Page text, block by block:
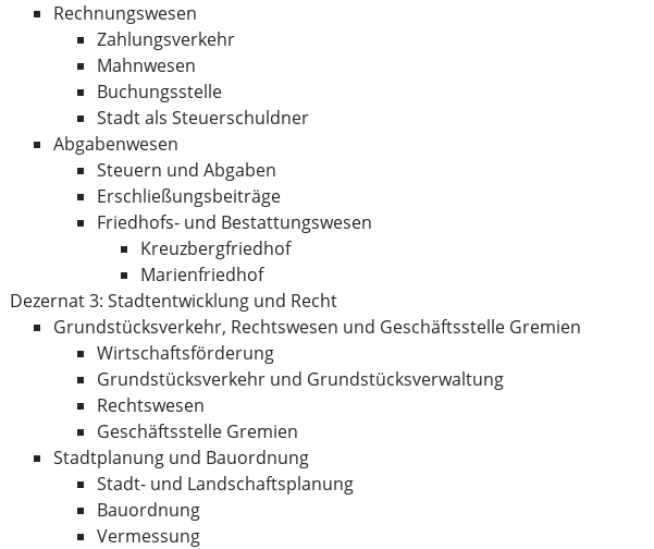
Rechnungswesen
Zahlungsverkehr
Mahnwesen
Buchungsstelle
Stadt als Steuerschuldner
Abgabenwesen
Steuern und Abgaben
Erschließungsbeiträge
Friedhofs- und Bestattungswesen
Kreuzbergfriedhof
Marienfriedhof
Dezernat 3: Stadtentwicklung und Recht
Grundstücksverkehr, Rechtswesen und Geschäftsstelle Gremien
Wirtschaftsförderung
Grundstücksverkehr und Grundstücksverwaltung
Rechtswesen
Geschäftsstelle Gremien
Stadtplanung und Bauordnung
Stadt- und Landschaftsplanung
Bauordnung
Vermessung